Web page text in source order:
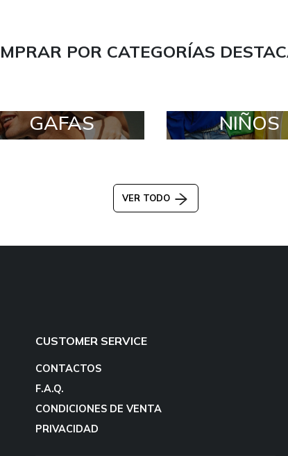
POR CATEGORÍAS
GAFAS NIÑOS
VER TODO
CUSTOMER SERVICE
CONTACTOS
F.A.Q.
CONDICIONES DE VENTA
PRIVACIDAD